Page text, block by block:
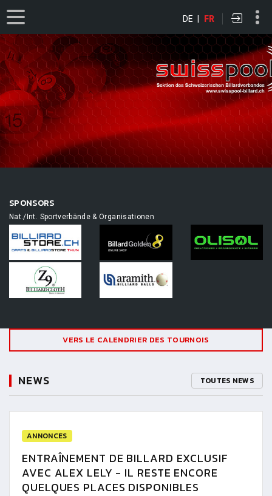
DE | FR
SPONSORS
Nat./Int. Sportverbände & Organisationen
VERS LE CALENDRIER DES TOURNOIS
NEWS TOUTES NEWS
ANNONCES
ENTRAÎNEMENT DE BILLARD EXCLUSIF
AVEC ALEX LELY - IL RESTE ENCORE
QUELQUES PLACES DISPONIBLES